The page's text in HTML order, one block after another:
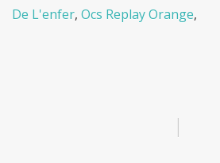
De L'enfer, Ocs Replay Orange,
|